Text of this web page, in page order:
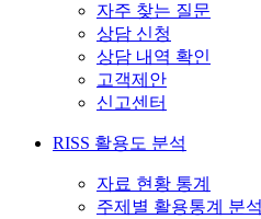
자주 찾는 질문
상담 신청
상담 내역 확인
고객제안
신고센터
RISS 활용도 분석
자료 현황 통계
주제별 활용통계 분석